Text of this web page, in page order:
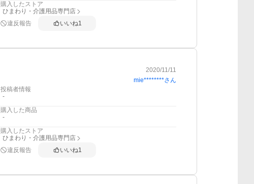
購入したストア
ひまわり・介護用品専門店
違反報告
いいね1
2020/11/11
mie********さん
投稿者情報
-
購入した商品
-
購入したストア
ひまわり・介護用品専門店
違反報告
いいね1